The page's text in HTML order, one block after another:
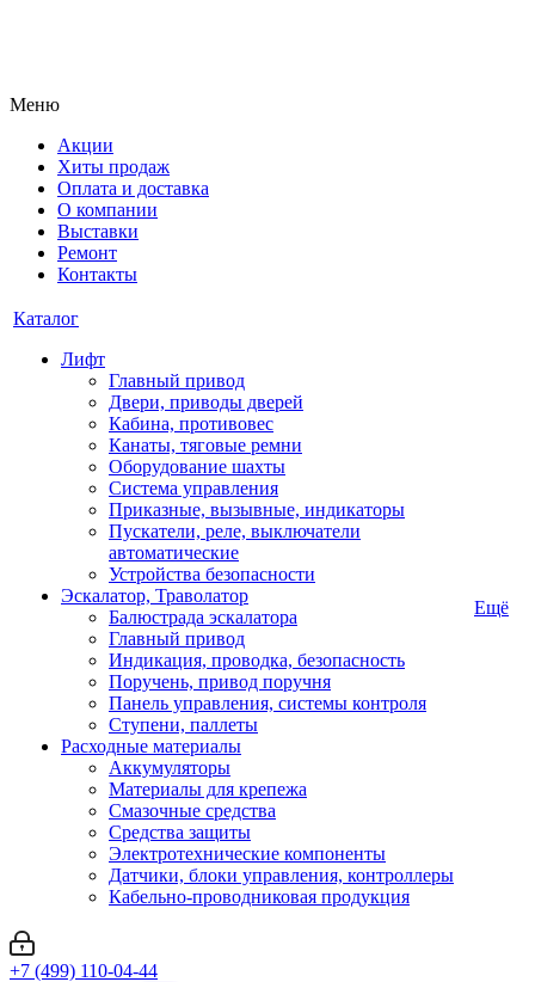
Меню
Акции
Хиты продаж
Оплата и доставка
О компании
Выставки
Ремонт
Контакты
Каталог
Лифт
Главный привод
Двери, приводы дверей
Кабина, противовес
Канаты, тяговые ремни
Оборудование шахты
Система управления
Приказные, вызывные, индикаторы
Пускатели, реле, выключатели
автоматические
Устройства безопасности
Эскалатор, Траволатор
Балюстрада эскалатора
Главный привод
Индикация, проводка, безопасность
Поручень, привод поручня
Панель управления, системы контроля
Ступени, паллеты
Расходные материалы
Аккумуляторы
Материалы для крепежа
Смазочные средства
Средства защиты
Электротехнические компоненты
Датчики, блоки управления, контроллеры
Кабельно-проводниковая продукция
Ещё
+7 (499) 110-04-44